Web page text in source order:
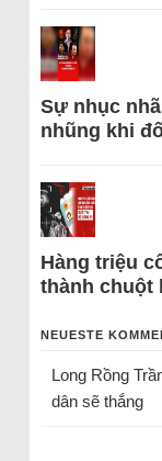
Sự nhục
nhũng khi
Hàng triệu
thành chuột
NEUESTE
Long Rồng
dân sẽ thắng